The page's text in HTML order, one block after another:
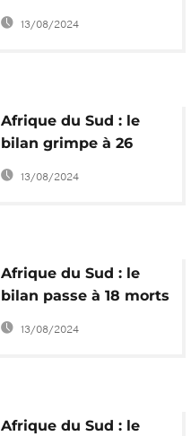
les victimes de
l'explosion au gaz
13/08/2024
Afrique du Sud : le
bilan grimpe à 26
morts dans l'accident
du camion-citerne
13/08/2024
Afrique du Sud : le
bilan passe à 18 morts
dans l'explosion du
camion-citerne
13/08/2024
Afrique du Sud : le